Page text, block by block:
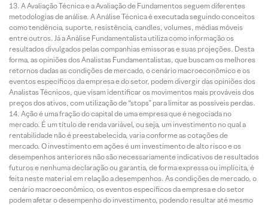
A Avaliação Técnica e a Avaliação de Fundamentos seguem diferentes
metodologias de análise. A Análise Técnica é executada seguindo conceitos
como tendência, suporte, resistência, candles, volumes, médias móveis
entre outros. Já a Análise Fundamentalista utiliza como informação os
resultados divulgados pelas companhias emissoras e suas projeções. Desta
forma, as opiniões dos Analistas Fundamentalistas, que buscam os melhores
retornos dadas as condições de mercado, o cenário macroeconômico e os
eventos específicos da empresa e do setor, podem divergir das opiniões dos
Analistas Técnicos, que visam identificar os movimentos mais prováveis dos
preços dos ativos, com utilização de “stops” para limitar as possíveis perdas.
Ação é uma fração do capital de uma empresa que é negociada no
mercado. É um título de renda variável, ou seja, um investimento no qual a
rentabilidade não é preestabelecida, varia conforme as cotações de
mercado. O investimento em ações é um investimento de alto risco e os
desempenhos anteriores não são necessariamente indicativos de resultados
futuros e nenhuma declaração ou garantia, de forma expressa ou implícita, é
feita neste material em relação a desempenhos. As condições de mercado, o
cenário macroeconômico, os eventos específicos da empresa e do setor
podem afetar o desempenho do investimento, podendo resultar até mesmo